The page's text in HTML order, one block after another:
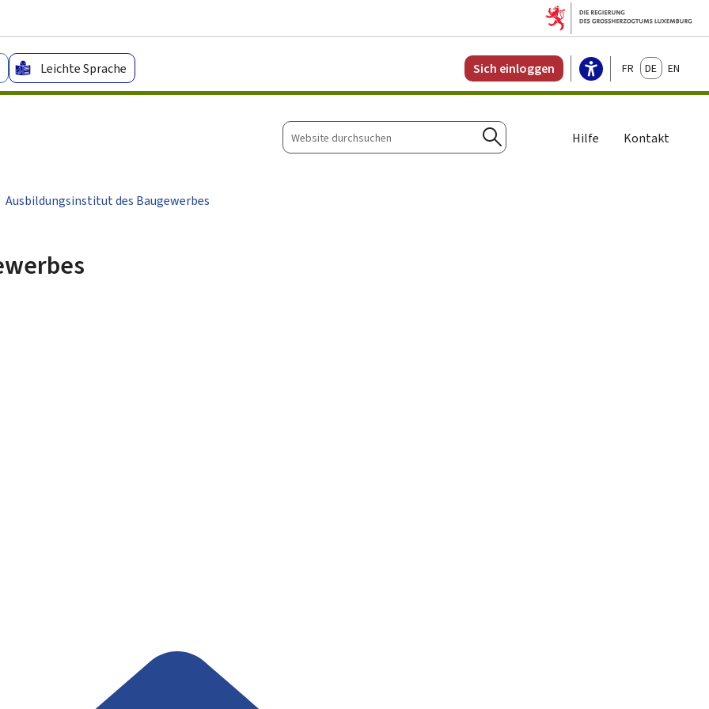
Leichte Sprache Sich einloggen FrançaisDeutschEnglish
Website
durchsuchen
Suchen
Hilfe Kontakt
Ausbildungsinstitut des Baugewerbes